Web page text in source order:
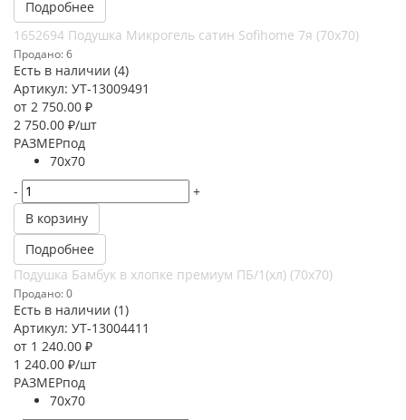
Подробнее
1652694 Подушка Микрогель сатин Sofihome 7я (70х70)
Продано: 6
Есть в наличии (4)
Артикул: УТ-13009491
от 2 750.00 ₽
2 750.00 ₽/шт
РАЗМЕРпод
70х70
-
+
В корзину
Подробнее
Подушка Бамбук в хлопке премиум ПБ/1(хл) (70х70)
Продано: 0
Есть в наличии (1)
Артикул: УТ-13004411
от 1 240.00 ₽
1 240.00 ₽/шт
РАЗМЕРпод
70х70